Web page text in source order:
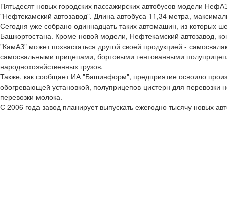
Пятьдесят новых городских пассажирских автобусов модели
"Нефтекамский автозавод". Длина автобуса 11,34 метра,
Сегодня уже собрано одиннадцать таких автомашин, из которых
Башкортостана. Кроме новой модели, Нефтекамский автозавод,
"КамАЗ" может похвастаться другой своей продукцией -
самосвальными прицепами, бортовыми тентованными
народнохозяйственных грузов.
Также, как сообщает ИА "Башинформ", предприятие освоило
обогревающей установкой, полуприцепов-цистерн для
перевозки молока.
С 2006 года завод планирует выпускать ежегодно тысячу новых